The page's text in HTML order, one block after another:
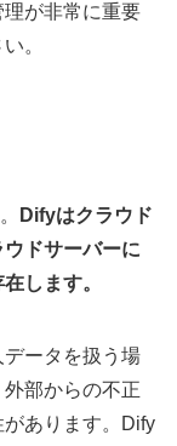
が非常に重要
。
Difyはクラウド
ドサーバーに
します。
ータを扱う場
部からの不正
あります。Dify